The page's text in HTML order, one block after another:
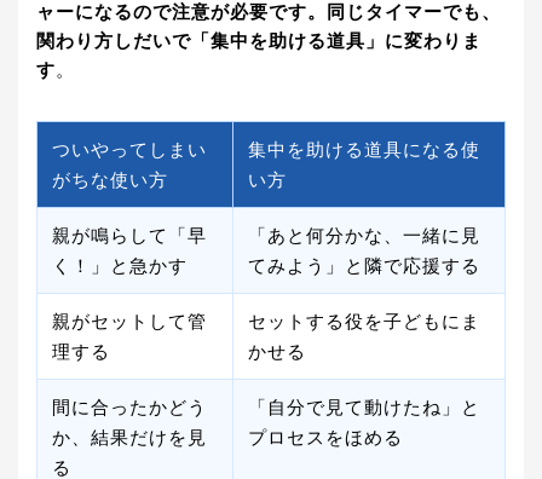
ャーになるので注意が必要です。同じタイマーでも、
関わり方しだいで「集中を助ける道具」に変わりま
す。
ついやってしまい
がちな使い方
集中を助ける道具になる使
い方
親が鳴らして「早
く！」と急かす
「あと何分かな、一緒に見
てみよう」と隣で応援する
親がセットして管
理する
セットする役を子どもにま
かせる
間に合ったかどう
か、結果だけを見
る
「自分で見て動けたね」と
プロセスをほめる